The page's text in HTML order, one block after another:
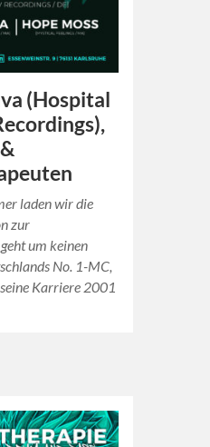
(Hospital
laden wir die
zur
um keinen
No. 1-MC,
Karriere 2001